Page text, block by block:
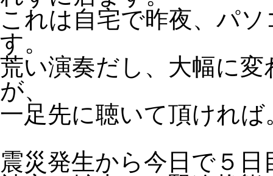
これは自宅で昨夜、パ
す。
荒い演奏だし、大幅に
が、
一足先に聴いて頂ければ
震災発生から今日で５日